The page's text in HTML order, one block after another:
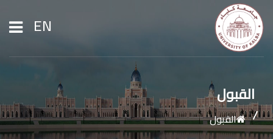
EN
عن الجامعة
القبول
القبول